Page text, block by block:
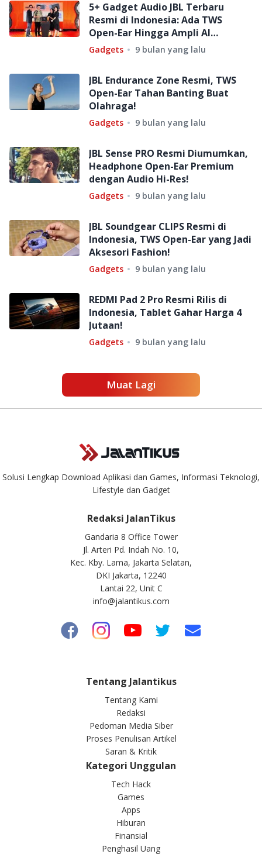
5+ Gadget Audio JBL Terbaru
Resmi di Indonesia: Ada TWS
Open-Ear Hingga Ampli AI
Canggih!
Gadgets 9 bulan yang lalu
JBL Endurance Zone Resmi, TWS
Open-Ear Tahan Banting Buat
Olahraga!
Gadgets 9 bulan yang lalu
JBL Sense PRO Resmi Diumumkan,
Headphone Open-Ear Premium
dengan Audio Hi-Res!
Gadgets 9 bulan yang lalu
JBL Soundgear CLIPS Resmi di
Indonesia, TWS Open-Ear yang Jadi
Aksesori Fashion!
Gadgets 9 bulan yang lalu
REDMI Pad 2 Pro Resmi Rilis di
Indonesia, Tablet Gahar Harga 4
Jutaan!
Gadgets 9 bulan yang lalu
Muat Lagi
Solusi Lengkap Download Aplikasi dan Games, Informasi Teknologi,
Lifestyle dan Gadget
Redaksi JalanTikus
Gandaria 8 Office Tower
Jl. Arteri Pd. Indah No. 10,
Kec. Kby. Lama, Jakarta Selatan,
DKI Jakarta, 12240
Lantai 22, Unit C
info@jalantikus.com
Tentang Jalantikus
Tentang Kami
Redaksi
Pedoman Media Siber
Proses Penulisan Artikel
Saran & Kritik
Kategori Unggulan
Tech Hack
Games
Apps
Hiburan
Finansial
Penghasil Uang